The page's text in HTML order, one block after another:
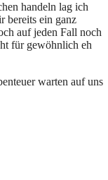
handeln lag ich
bereits ein ganz
auf jeden Fall noch
für gewöhnlich eh
warten auf uns